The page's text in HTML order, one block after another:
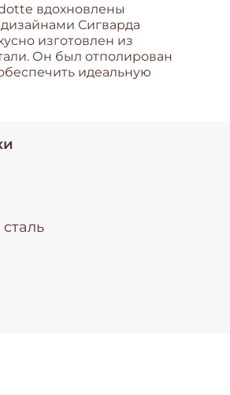
вдохновлены
Сигварда
изготовлен из
Он был отполирован
идеальную